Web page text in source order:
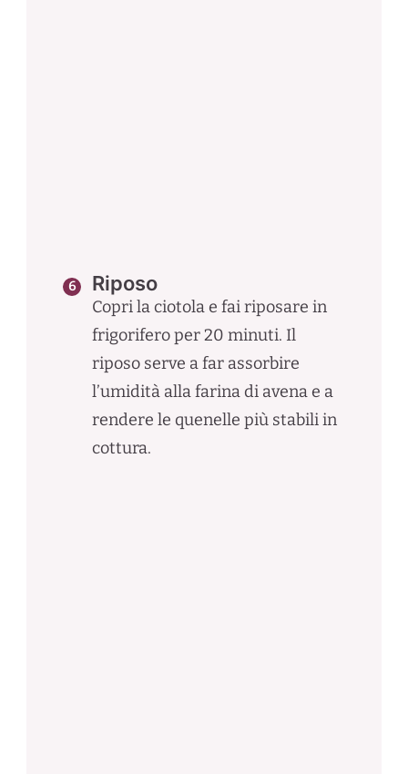
Riposo
Copri la ciotola e fai riposare in
frigorifero per 20 minuti. Il
riposo serve a far assorbire
l’umidità alla farina di avena e a
rendere le quenelle più stabili in
cottura.